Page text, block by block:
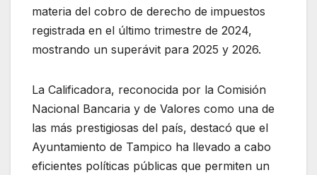
materia del cobro de derecho de impuestos
registrada en el último trimestre de 2024,
mostrando un superávit para 2025 y 2026.
La Calificadora, reconocida por la Comisión
Nacional Bancaria y de Valores como una de
las más prestigiosas del país, destacó que el
Ayuntamiento de Tampico ha llevado a cabo
eficientes políticas públicas que permiten un